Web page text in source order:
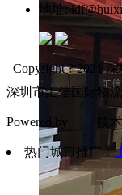
地址:
Copyright ? 2021
深圳市汇信国际物
Powered by 技术
热门城市推广：